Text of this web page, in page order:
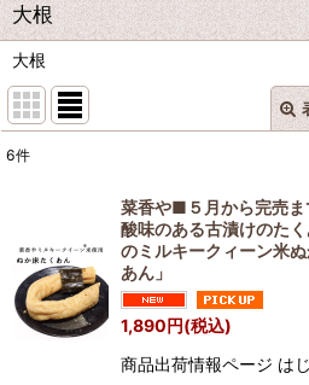
大根
大根
並び順:
絞り込む
6件
菜香や■５月から完売
酸味のある古漬けのた
のミルキークィーン米
あん」
1,890円(税込)
商品出荷情報ページ は